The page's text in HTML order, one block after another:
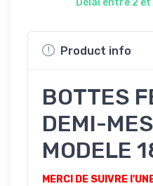
Délai entre 2
Product info
BOTTES
DEMI-
MODELE
MERCI DE SUIVRE